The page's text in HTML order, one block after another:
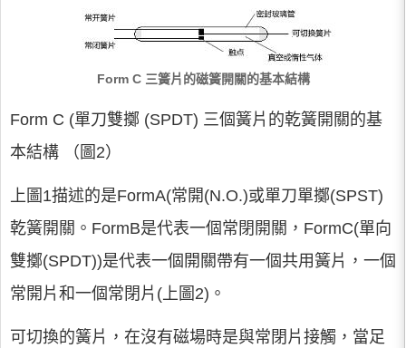
Form C 三簧片的磁簧開關的基本結構
Form C (單刀雙擲 (SPDT) 三個簧片的乾簧開關的基
本結構 （圖2）
上圖1描述的是FormA(常開(N.O.)或單刀單擲(SPST)
乾簧開關。FormB是代表一個常閉開關，FormC(單向
雙擲(SPDT))是代表一個開關帶有一個共用簧片，一個
常開片和一個常閉片(上圖2)。
可切換的簧片，在沒有磁場時是與常閉片接觸，當足